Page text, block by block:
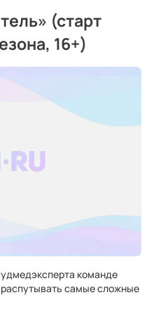
» (старт
16+)
команде
самые сложные